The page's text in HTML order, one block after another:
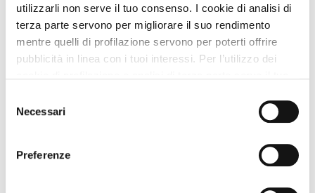
utilizzarli non serve il tuo consenso. I cookie di analisi di
terza parte servono per migliorare il suo rendimento
mentre quelli di profilazione servono per poterti offrire
pubblicità in linea con i tuoi interessi. Per l’utilizzo dei
senza accettare” verranno installati solo i cookie tecnici.
Cliccando il pulsante “Accetta tutto” acconsenti all’utilizzo
di tutti i cookie. Cliccando il pulsante “mostra dettagli”
troverai le varie categorie di cookie e potrai accettare o
delNecessari
Preferenze
, Viaggia con Zampa
Vacanza